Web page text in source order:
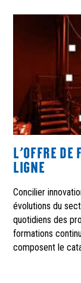
L’OFFRE
LIGNE
Concilier
évolutions du
quotidiens des
formations
composent le